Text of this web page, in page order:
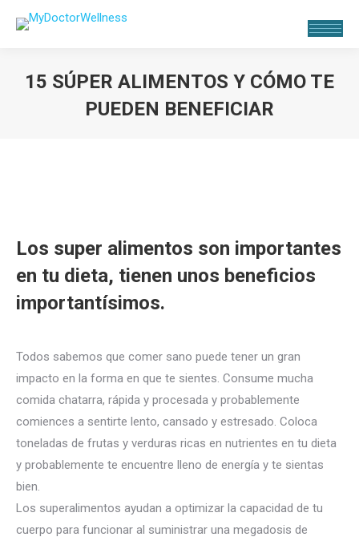
15 SÚPER ALIMENTOS Y CÓMO TE
PUEDEN BENEFICIAR
Los super alimentos son importantes
en tu dieta, tienen unos beneficios
importantísimos.
Todos sabemos que comer sano puede tener un gran
impacto en la forma en que te sientes. Consume mucha
comida chatarra, rápida y procesada y probablemente
comiences a sentirte lento, cansado y estresado. Coloca
toneladas de frutas y verduras ricas en nutrientes en tu dieta
y probablemente te encuentre lleno de energía y te sientas
bien.
Los superalimentos ayudan a optimizar la capacidad de tu
cuerpo para funcionar al suministrar una megadosis de